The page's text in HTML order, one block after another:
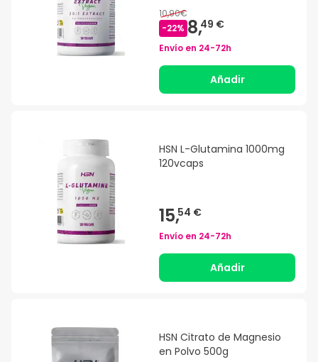
10,90€
-22% 8,49 €
Envío en 24-72h
Añadir
HSN L-Glutamina 1000mg
120vcaps
15,54 €
Envío en 24-72h
Añadir
HSN Citrato de Magnesio
en Polvo 500g